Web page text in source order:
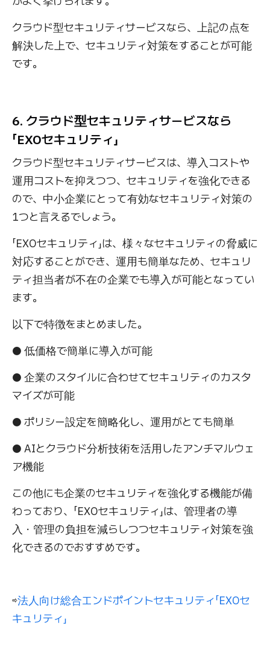
クラウド型セキュリティサービスなら、上記の点を
解決した上で、セキュリティ対策をすることが可能
です。
6. クラウド型セキュリティサービスなら
「EXOセキュリティ」
クラウド型セキュリティサービスは、導入コストや
運用コストを抑えつつ、セキュリティを強化できる
ので、中小企業にとって有効なセキュリティ対策の
1つと言えるでしょう。
「EXOセキュリティ」は、様々なセキュリティの脅威に
対応することができ、運用も簡単なため、セキュリ
ティ担当者が不在の企業でも導入が可能となってい
ます。
以下で特徴をまとめました。
● 低価格で簡単に導入が可能
● 企業のスタイルに合わせてセキュリティのカスタ
マイズが可能
● ポリシー設定を簡略化し、運用がとても簡単
● AIとクラウド分析技術を活用したアンチマルウェ
ア機能
この他にも企業のセキュリティを強化する機能が備
わっており、「EXOセキュリティ」は、管理者の導
入・管理の負担を減らしつつセキュリティ対策を強
化できるのでおすすめです。
⇨法人向け総合エンドポイントセキュリティ「EXOセ
キュリティ」